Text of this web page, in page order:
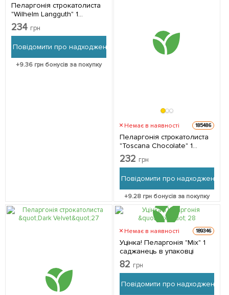
Пеларгонія строкатолиста
"Wilhelm Langguth" 1
саджанець в упаковці
234 грн
Повідомити про надходження
+9.36 грн бонусів за покупку
Немає в наявності 185486
Пеларгонія строкатолиста
"Toscana Choсolate" 1
саджанець в упаковці
232 грн
Повідомити про надходження
+9.28грн бонусів за покупку
Немає в наявності 189346
Уцінка! Пеларгонія "Mix" 1
саджанець в упаковці
82 грн
Повідомити про надходження